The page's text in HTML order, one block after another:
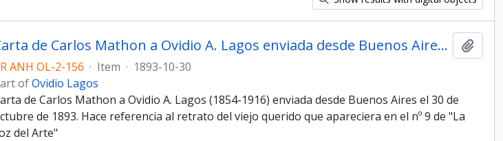
Carta de Carlos Mathon a Ovidio A. Lagos enviada desde Buenos Aires el 30 de octubre de 1893
ANH OL-2-156 · Item · 1893-10-30
ofOvidio Lagos
de Carlos Mathon a Ovidio A. Lagos (1854-1916) enviada desde Buenos Aires el 30 de
de 1893. Hace referencia al retrato del viejo querido que apareciera en el nº 9 de "La
del Arte"